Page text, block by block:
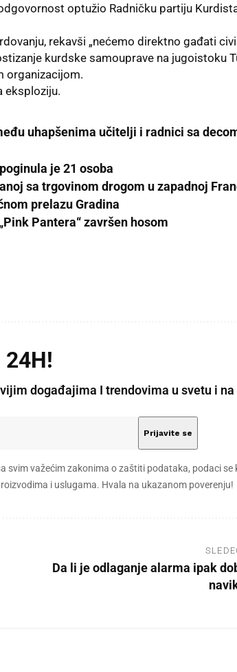
optužio Radničku partiju
rekavši „nećemo direktno gađati
kurdske samouprave na jugoistoku
organizacijom.
eksploziju.
uhapšenima učitelji i radnici sa
je 21 osoba
sa trgovinom drogom u zapadnoj
prelazu Gradina
Pantera“ završen hosom
24H!
događajima I trendovima u svetu i na
svim važećim zakonima o zaštiti podataka, podaci se
i uslugama. Hvala na ukazanom poverenju!
Da li je odlaganje alarma ipak